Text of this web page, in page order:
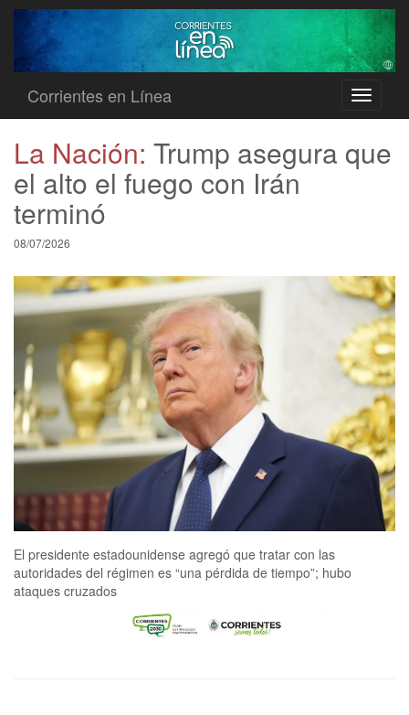
Toggle
Corrientes en Línea
La Nación: Trump asegura que
el alto el fuego con Irán
terminó
08/07/2026
El presidente estadounidense agregó que tratar con las
autoridades del régimen es “una pérdida de tiempo”; hubo
ataques cruzados